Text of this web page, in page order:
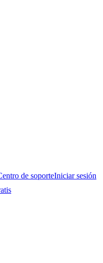
de soporteIniciar sesión